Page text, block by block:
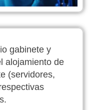
gabinete y
alojamiento de
(servidores,